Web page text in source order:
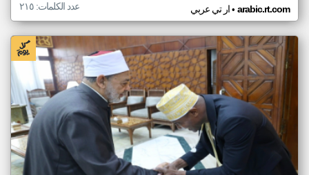
ار تي عربي• arabic.rt.com عدد الكلمات: ٢١٥